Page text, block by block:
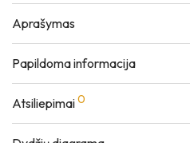
Aprašymas
Papildoma informacija
Atsiliepimai0